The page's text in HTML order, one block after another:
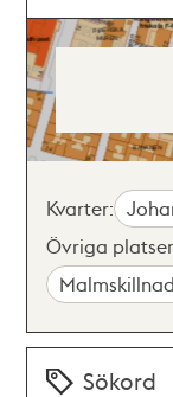
Kvarter:
Övriga
Sökord